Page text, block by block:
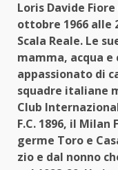
Loris Davide
ottobre 1966 alle
Scala Reale. Le
mamma, acqua e
appassionato di
squadre italiane
Club
F.C. 1896, il Milan
germe Toro e
zio e dal nonno